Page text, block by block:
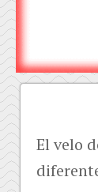
El velo